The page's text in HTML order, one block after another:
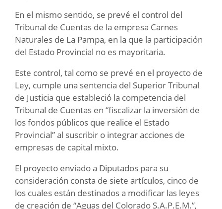
En el mismo sentido, se prevé el control del
Tribunal de Cuentas de la empresa Carnes
Naturales de La Pampa, en la que la participación
del Estado Provincial no es mayoritaria.
Este control, tal como se prevé en el proyecto de
Ley, cumple una sentencia del Superior Tribunal
de Justicia que estableció la competencia del
Tribunal de Cuentas en “fiscalizar la inversión de
los fondos públicos que realice el Estado
Provincial” al suscribir o integrar acciones de
empresas de capital mixto.
El proyecto enviado a Diputados para su
consideración consta de siete artículos, cinco de
los cuales están destinados a modificar las leyes
de creación de “Aguas del Colorado S.A.P.E.M.”,